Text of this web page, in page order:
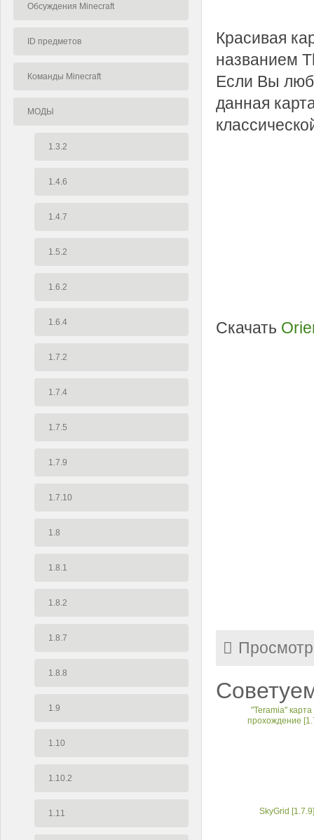
Обсуждения Minecraft
ID предметов
Команды Minecraft
МОДЫ
1.3.2
1.4.6
1.4.7
1.5.2
1.6.2
1.6.4
1.7.2
1.7.4
1.7.5
1.7.9
1.7.10
1.8
1.8.1
1.8.2
1.8.7
1.8.8
1.9
1.10
1.10.2
1.11
Красивая
названием
Если Вы
данная
Скачать
"Teramia" карта
прохождение
SkyGrid [1.7.9]